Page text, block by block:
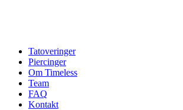
Tatoveringer
Piercinger
Om Timeless
Team
FAQ
Kontakt